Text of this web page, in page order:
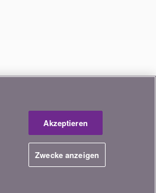
Akzeptieren
Zwecke anzeigen